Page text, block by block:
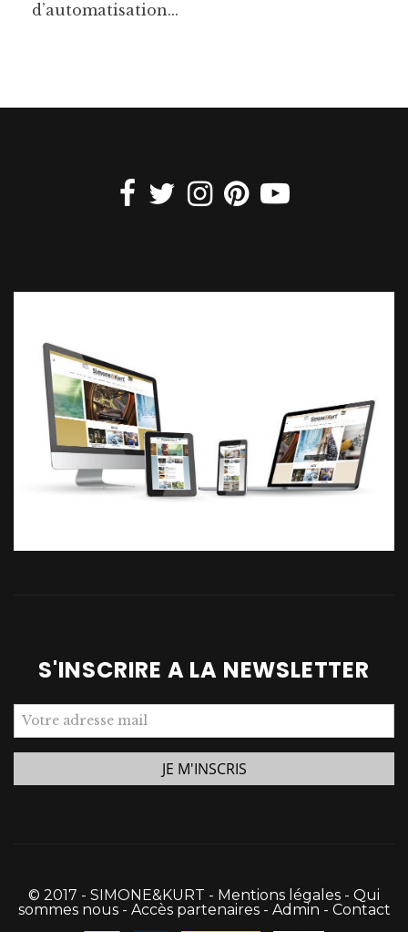
d’automatisation...
S'INSCRIRE A LA NEWSLETTER
© 2017 - SIMONE&KURT - Mentions légales - Qui
sommes nous- Accès partenaires- Admin - Contact